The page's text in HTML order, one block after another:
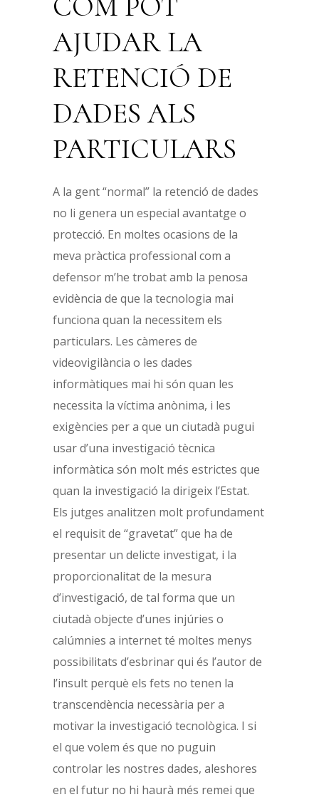
AJUDAR LA
RETENCIÓ DE
DADES ALS
PARTICULARS
A la gent “normal” la retenció de dades
no li genera un especial avantatge o
protecció. En moltes ocasions de la
meva pràctica professional com a
defensor m’he trobat amb la penosa
evidència de que la tecnologia mai
funciona quan la necessitem els
particulars. Les càmeres de
videovigilància o les dades
informàtiques mai hi són quan les
necessita la víctima anònima, i les
exigències per a que un ciutadà pugui
usar d’una investigació tècnica
informàtica són molt més estrictes que
quan la investigació la dirigeix l’Estat.
Els jutges analitzen molt profundament
el requisit de “gravetat” que ha de
presentar un delicte investigat, i la
proporcionalitat de la mesura
d’investigació, de tal forma que un
ciutadà objecte d’unes injúries o
calúmnies a internet té moltes menys
possibilitats d’esbrinar qui és l’autor de
l’insult perquè els fets no tenen la
transcendència necessària per a
motivar la investigació tecnològica. I si
el que volem és que no puguin
controlar les nostres dades, aleshores
en el futur no hi haurà més remei que